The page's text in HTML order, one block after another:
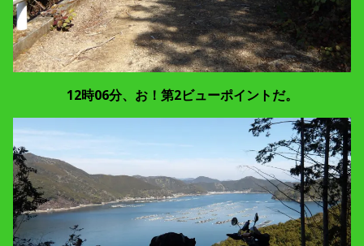
12時06分、お！第2ビューポイントだ。